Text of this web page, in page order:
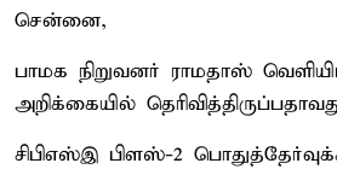
சென்னை,
பாமக நிறுவனர் ராமதாஸ்
அறிக்கையில்
சிபிஎஸ்இ பிளஸ்-2